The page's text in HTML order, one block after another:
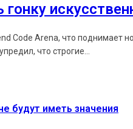
Code Arena, что поднимает
предупредил, что строгие...
будут иметь значения